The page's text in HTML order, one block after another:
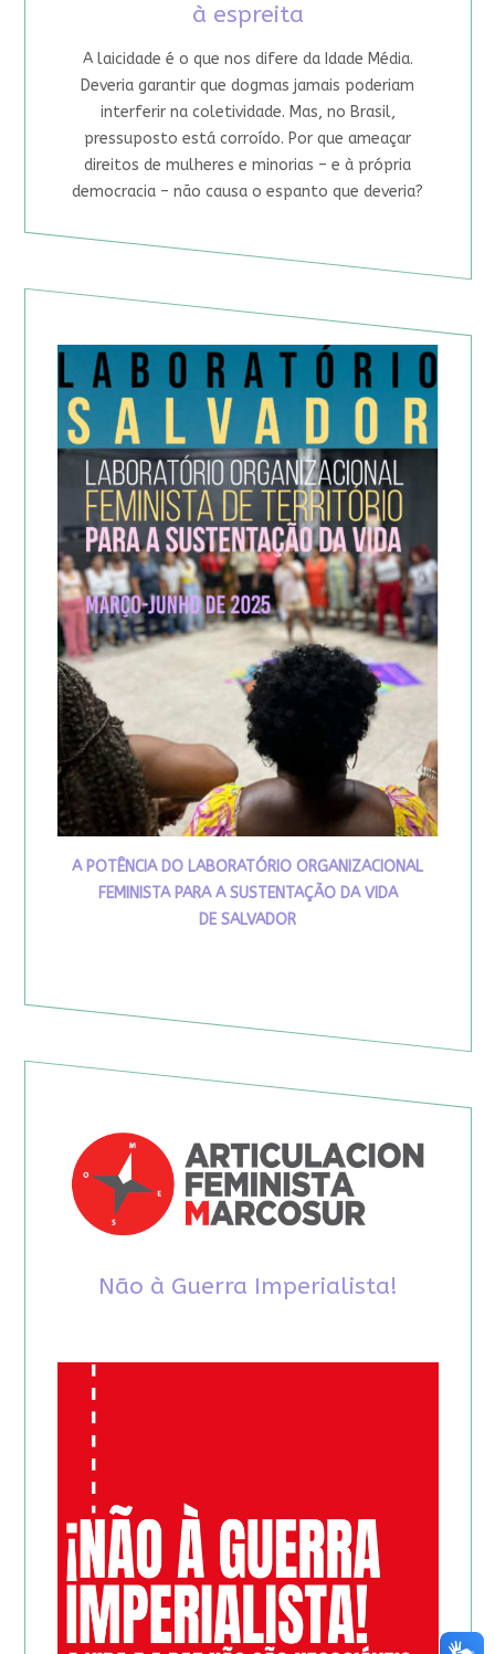
à espreita
A laicidade é o que nos difere da Idade Média.
Deveria garantir que dogmas jamais poderiam
interferir na coletividade. Mas, no Brasil,
pressuposto está corroído. Por que ameaçar
direitos de mulheres e minorias – e à própria
democracia – não causa o espanto que deveria?
A POTÊNCIA DO LABORATÓRIO ORGANIZACIONAL
FEMINISTA PARA A SUSTENTAÇÃO DA VIDA
DE SALVADOR
Não à Guerra Imperialista!